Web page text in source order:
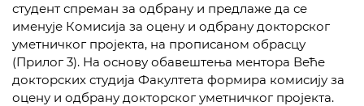
студент спреман за одбрану и предлаже да се
именује Комисија за оцену и одбрану докторског
уметничког пројекта, на прописаном обрасцу
(Прилог 3). На основу обавештења ментора Веће
докторских студија Факултета формира комисију за
оцену и одбрану докторског уметничког пројекта.